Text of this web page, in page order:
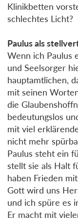
Klinikbetten
schlechtes Licht?
Paulus als
Wenn ich Paulus
und Seelsorger
hauptamtlichen,
mit seinen
die
bedeutungslos
mit viel
nicht mehr
Paulus steht ein
stellt sie als Halt
haben Frieden
Gott wird uns
und ich spüre es
Er macht mit